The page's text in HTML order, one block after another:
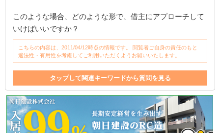
このような場合、どのような形で、借主にアプローチして
いけばいいですか？
こちらの内容は、2011/04/12時点の情報です。 閲覧者ご自身の責任のもと
適法性・有用性を考慮してご利用いただくようお願いいたします。
タップして関連キーワードから質問を見る
入居者 土地 立ち退き 家 家賃 供託
入居
建設
借主